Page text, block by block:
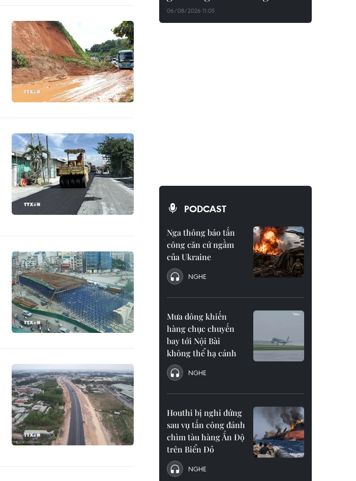
06/08/2026 11:05
PODCAST
Nga thông báo tấn
công căn cứ ngầm
của Ukraine
NGHE
Mưa dông khiến
hàng chục chuyến
bay tới Nội Bài
không thể hạ cánh
NGHE
Houthi bị nghi đứng
sau vụ tấn công đánh
chìm tàu hàng Ấn Độ
trên Biển Đỏ
NGHE